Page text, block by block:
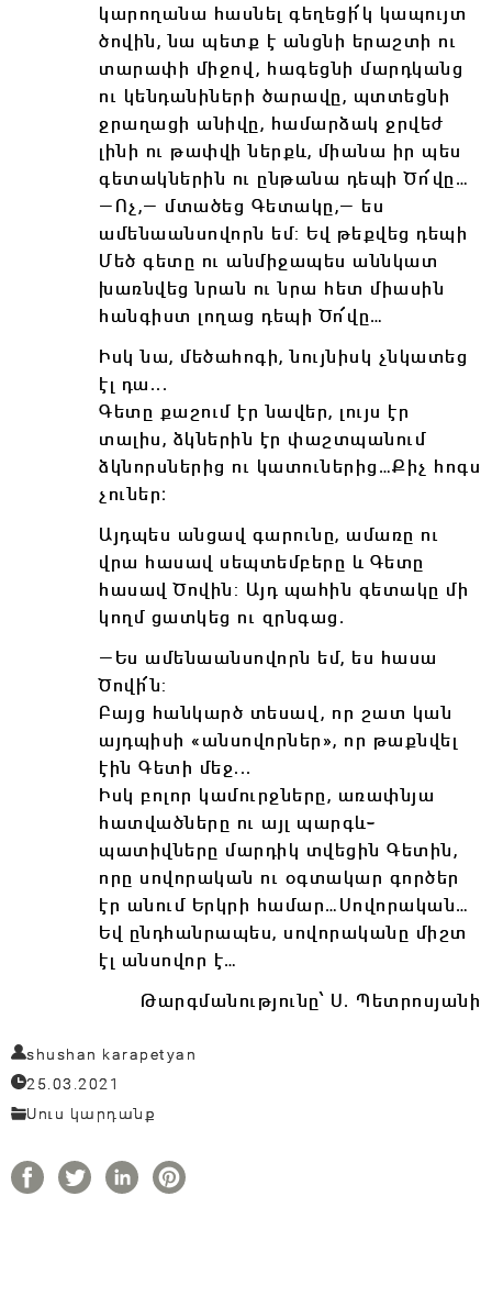
կարողանա հասնել գեղեցի՜կ կապույտ
ծովին, նա պետք է անցնի երաշտի ու
տարափի միջով, հագեցնի մարդկանց
ու կենդանիների ծարավը, պտտեցնի
ջրաղացի անիվը, համարձակ ջրվեժ
լինի ու թափվի ներքև, միանա իր պես
գետակներին ու ընթանա դեպի Ծո՜վը…
―Ոչ,― մտածեց Գետակը,― ես
ամենաանսովորն եմ: Եվ թեքվեց դեպի
Մեծ գետը ու անմիջապես աննկատ
խառնվեց նրան ու նրա հետ միասին
հանգիստ լողաց դեպի Ծո՜վը…
Իսկ նա, մեծահոգի, նույնիսկ չնկատեց
էլ դա․․․
Գետը քաշում էր նավեր, լույս էր
տալիս, ձկներին էր փաշտպանում
ձկնորսներից ու կատուներից…Քիչ հոգս
չուներ։
Այդպես անցավ գարունը, ամառը ու
վրա հասավ սեպտեմբերը և Գետը
հասավ Ծովին: Այդ պահին գետակը մի
կողմ ցատկեց ու զրնգաց.
―Ես ամենաանսովորն եմ, ես հասա
Ծովի՜ն:
Բայց հանկարծ տեսավ, որ շատ կան
այդպիսի «անսովորներ», որ թաքնվել
էին Գետի մեջ․․․
Իսկ բոլոր կամուրջները, առափնյա
հատվածները ու այլ պարգև֊
պատիվները մարդիկ տվեցին Գետին,
որը սովորական ու օգտակար գործեր
էր անում Երկրի համար…Սովորական…
Եվ ընդհանրապես, սովորականը միշտ
էլ անսովոր է…
Թարգմանությունը՝ Ս. Պետրոսյանի
shushan karapetyan
25.03.2021
Սուս կարդանք